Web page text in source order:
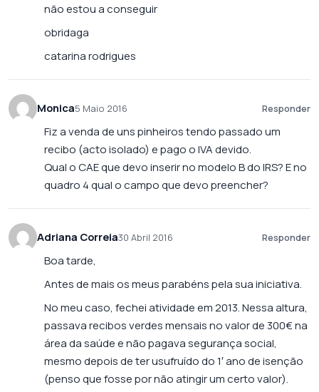
não estou a conseguir
obridaga
catarina rodrigues
Monica5 Maio 2016 Responder
Fiz a venda de uns pinheiros tendo passado um
recibo (acto isolado) e pago o IVA devido.
Qual o CAE que devo inserir no modelo B do IRS? E no
quadro 4 qual o campo que devo preencher?
Adriana Correia30 Abril 2016 Responder
Boa tarde,
Antes de mais os meus parabéns pela sua iniciativa.
No meu caso, fechei atividade em 2013. Nessa altura,
passava recibos verdes mensais no valor de 300€ na
área da saúde e não pagava segurança social,
mesmo depois de ter usufruído do 1′ ano de isenção
(penso que fosse por não atingir um certo valor).